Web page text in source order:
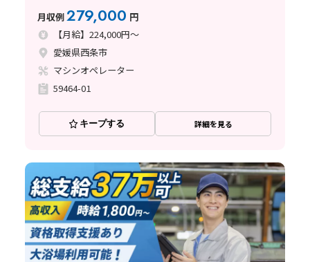
心の丁寧な指導/西条市
月収例279,000 円
【月給】224,000円～
愛媛県西条市
マシンオペレーター
59464-01
キープする 詳細を見る